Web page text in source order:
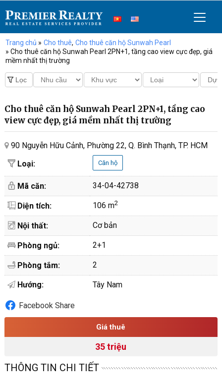
Trang chủ » Cho thuê, Cho thuê căn hộ Sunwah Pearl
» Cho thuê căn hộ Sunwah Pearl 2PN+1, tầng cao view cực đẹp, giá
mềm nhất thị trường
Cho thuê căn hộ Sunwah Pearl 2PN+1, tầng cao
view cực đẹp, giá mềm nhất thị trường
90 Nguyễn Hữu Cảnh, Phường 22, Q. Bình Thạnh, TP. HCM
Loại:
Căn hộ
Mã căn: 34-04-42738
Diện tích: 106 m2
Nội thất: Cơ bản
Phòng ngủ: 2+1
Phòng tắm: 2
Hướng: Tây Nam
Facebook Share
Giá thuê
35 triệu
THÔNG TIN CHI TIẾT